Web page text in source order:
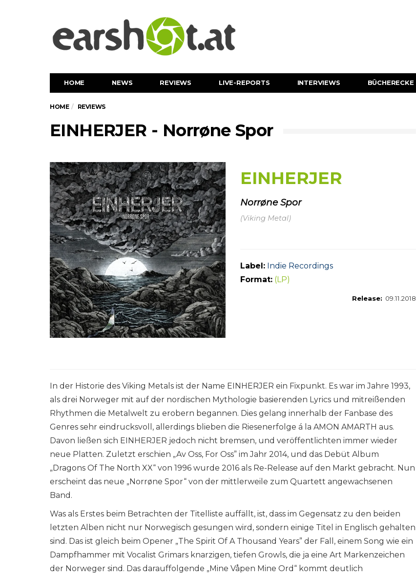
HOME NEWS REVIEWS LIVE-REPORTS INTERVIEWS BÜCHERECKE
HOME REVIEWS
EINHERJER - Norrøne Spor
EINHERJER
Norrøne Spor
(Viking Metal)
Label: Indie Recordings
Format: (LP)
Release: 09.11.2018
In der Historie des Viking Metals ist der Name EINHERJER ein Fixpunkt. Es war im Jahre 1993,
als drei Norweger mit auf der nordischen Mythologie basierenden Lyrics und mitreißenden
Rhythmen die Metalwelt zu erobern begannen. Dies gelang innerhalb der Fanbase des
Genres sehr eindrucksvoll, allerdings blieben die Riesenerfolge á la AMON AMARTH aus.
Davon ließen sich EINHERJER jedoch nicht bremsen, und veröffentlichten immer wieder
neue Platten. Zuletzt erschien „Av Oss, For Oss” im Jahr 2014, und das Debüt Album
„Dragons Of The North XX“ von 1996 wurde 2016 als Re-Release auf den Markt gebracht. Nun
erscheint das neue „Norrøne Spor“ von der mittlerweile zum Quartett angewachsenen
Band.
Was als Erstes beim Betrachten der Titelliste auffällt, ist, dass im Gegensatz zu den beiden
letzten Alben nicht nur Norwegisch gesungen wird, sondern einige Titel in Englisch gehalten
sind. Das ist gleich beim Opener „The Spirit Of A Thousand Years” der Fall, einem Song wie ein
Dampfhammer mit Vocalist Grimars knarzigen, tiefen Growls, die ja eine Art Markenzeichen
der Norweger sind. Das darauffolgende „Mine Våpen Mine Ord“ kommt deutlich